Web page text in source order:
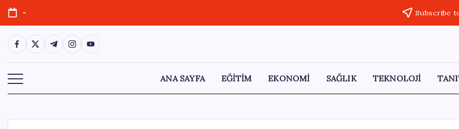
Skip
content
- Subscribe
https://www.facebook.com/
https://twitter.com/
https://t.me/
https://www.instagram.com/
https://youtube.com/
ANA SAYFA EĞİTİM EKONOMİ SAĞLIK TEKNOLOJİ